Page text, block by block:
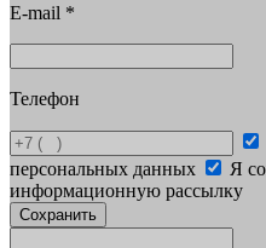
E-mail *
Телефон
персональных данных
Я
информационную рассылку
Сохранить